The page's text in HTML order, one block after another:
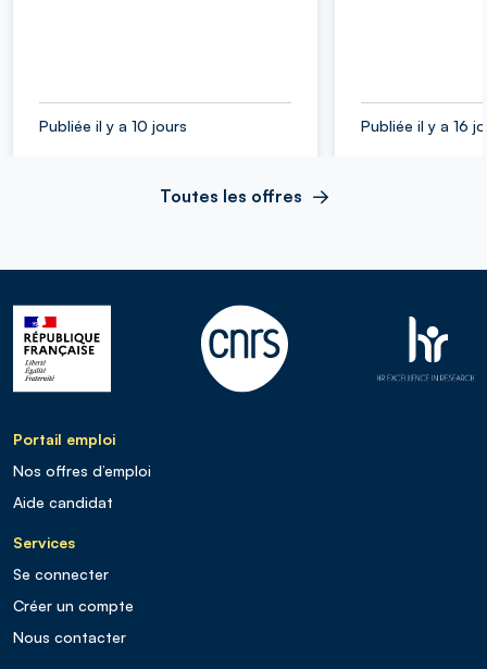
Publiée il y a 10 jours Publiée il y a 16
Toutes les offres
Portail emploi
Nos offres d’emploi
Aide candidat
Services
Se connecter
Créer un compte
Nous contacter